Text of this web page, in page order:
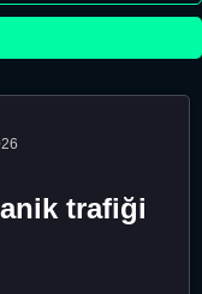
trafiği